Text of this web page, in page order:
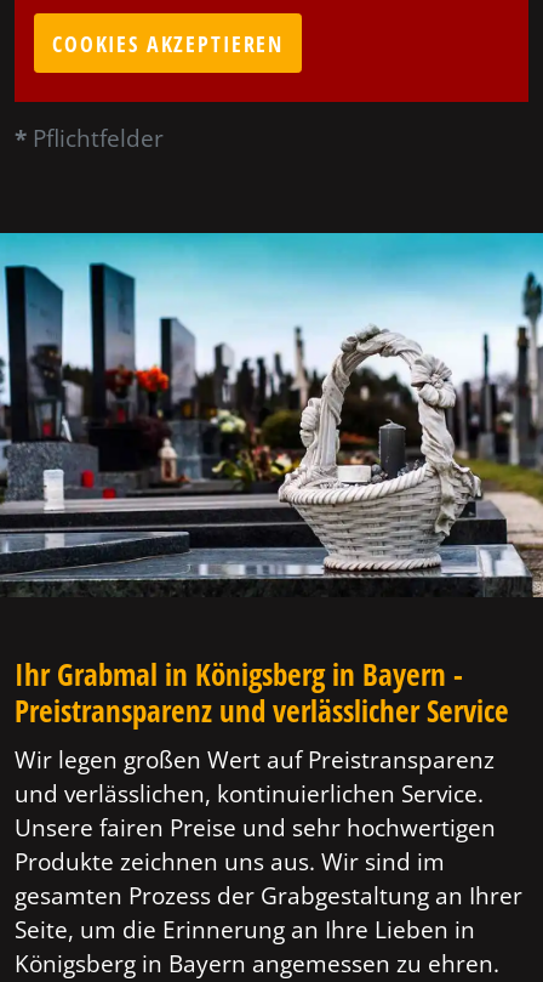
COOKIES AKZEPTIEREN
* Pflichtfelder
Ihr Grabmal in Königsberg in Bayern -
Preistransparenz und verlässlicher Service
Wir legen großen Wert auf Preistransparenz
und verlässlichen, kontinuierlichen Service.
Unsere fairen Preise und sehr hochwertigen
Produkte zeichnen uns aus. Wir sind im
gesamten Prozess der Grabgestaltung an Ihrer
Seite, um die Erinnerung an Ihre Lieben in
Königsberg in Bayern angemessen zu ehren.